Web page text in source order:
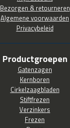
Bezorgen & retourneren
Algemene voorwaarden
Privacybeleid
Productgroepen
Gatenzagen
Kernboren
Cirkelzaagbladen
Stiftfrezen
Verzinkers
Frezen